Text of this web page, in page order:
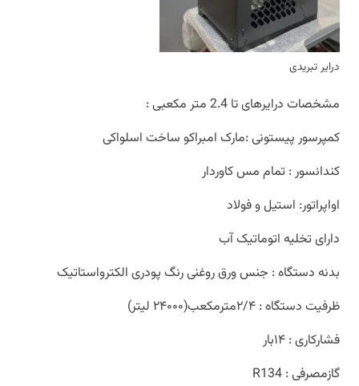
درایر تبریدی
مشخصات درایرهای تا 2.4 متر مکعبی :
کمپرسور پیستونی :مارک امبراکو ساخت اسلواکی
کندانسور : تمام مس کاوردار
اواپراتور: استیل و فولاد
دارای تخلیه اتوماتیک آب
بدنه دستگاه : جنس ورق روغنی رنگ پودری الکترواستاتیک
ظرفیت دستگاه : ۲/۴مترمکعب(۲۴۰۰۰ لیتر)
فشارکاری : ۱۴بار
گازمصرفی : R134